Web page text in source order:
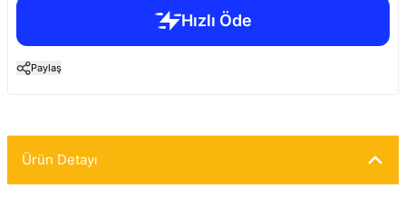
Paylaş
Ürün Detayı